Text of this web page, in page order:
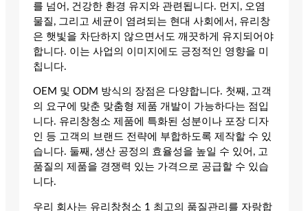
를 넘어, 건강한 환경 유지와 관련됩니다. 먼지, 오염
물질, 그리고 세균이 염려되는 현대 사회에서, 유리창
은 햇빛을 차단하지 않으면서도 깨끗하게 유지되어야
합니다. 이는 사업의 이미지에도 긍정적인 영향을 미
칩니다.
OEM 및 ODM 방식의 장점은 다양합니다. 첫째, 고객
의 요구에 맞춘 맞춤형 제품 개발이 가능하다는 점입
니다. 유리창청소 제품에 특화된 성분이나 포장 디자
인 등 고객의 브랜드 전략에 부합하도록 제작할 수 있
습니다. 둘째, 생산 공정의 효율성을 높일 수 있어, 고
품질의 제품을 경쟁력 있는 가격으로 공급할 수 있습
니다.
우리 회사는 유리창청소 1 최고의 품질관리를 자랑합